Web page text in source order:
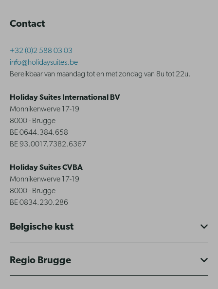
Contact
+32 (0)2 588 03 03
info@holidaysuites.be
Bereikbaar van maandag tot en met zondag van 8u tot 22u.
Holiday Suites International BV
Monnikenwerve 17-19
8000 - Brugge
BE 0644.384.658
BE 93.0017.7382.6367
Holiday Suites CVBA
Monnikenwerve 17-19
8000 - Brugge
BE 0834.230.286
Belgische kust
Regio Brugge